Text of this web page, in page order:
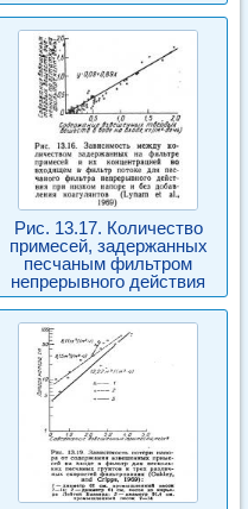
Рис. 13.17. Количество
примесей, задержанных
песчаным фильтром
непрерывного действия